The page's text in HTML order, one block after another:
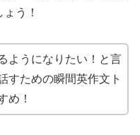
う！
ようになりたい！と言
すための瞬間英作文ト
め！